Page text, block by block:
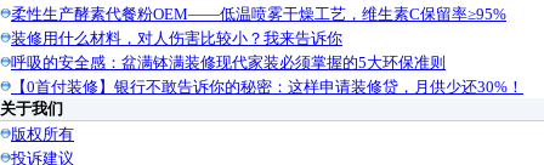
柔性生产酵素代餐粉OEM——低温喷雾干燥工艺，维生素C保留率≥95%
装修用什么材料，对人伤害比较小？我来告诉你
呼吸的安全感：盆满钵满装修现代家装必须掌握的5大环保准则
【0首付装修】银行不敢告诉你的秘密：这样申请装修贷，月供少还30%！
关于我们
版权所有
投诉建议